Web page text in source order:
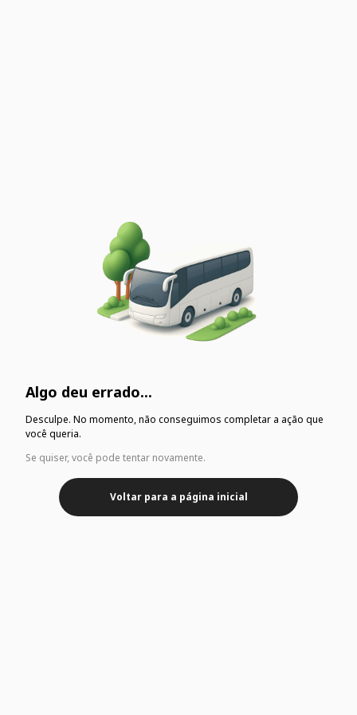
Algo deu errado...
Desculpe. No momento, não conseguimos completar a ação que
você queria.
Se quiser, você pode tentar novamente.
Voltar para a página inicial